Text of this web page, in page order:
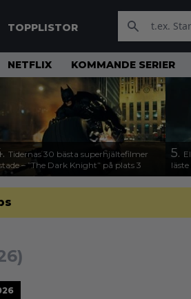
TOPPLISTOR
NETFLIX KOMMANDE SERIER
Tidernas 30 bästa superhjältefilmer
– ”The Dark Knight” på plats 3
5.